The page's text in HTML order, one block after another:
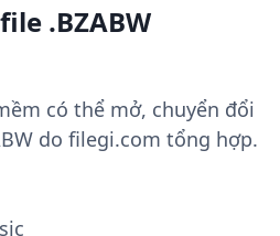
.BZABW
có thể mở, chuyển đổi
do filegi.com tổng hợp.